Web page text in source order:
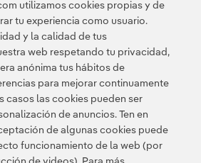
del negocio de Redes y la
Global de la compañía.
Política de Privacidad Información legal
el uso de la IA Política de cookies
utilizamos cookies propias y de
tu experiencia como usuario.
y la calidad de tus
web respetando tu privacidad,
anónima tus hábitos de
para mejorar continuamente
casos las cookies pueden ser
de anuncios. Ten en
de algunas cookies puede
funcionamiento de la web (por